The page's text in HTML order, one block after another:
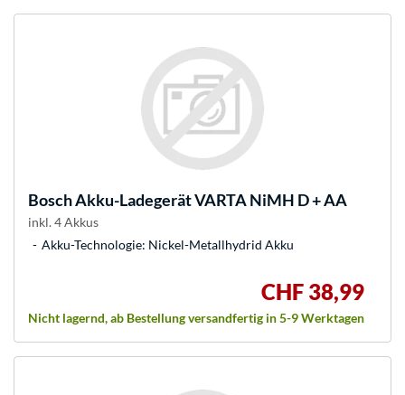
BoschAkku-Ladegerät VARTA NiMH D + AA
inkl. 4 Akkus
Akku-Technologie: Nickel-Metallhydrid Akku
CHF 38,99
Nicht lagernd, ab Bestellung versandfertig in 5-9 Werktagen